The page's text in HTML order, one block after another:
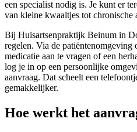
een specialist nodig is. Je kunt er
van kleine kwaaltjes tot chronische
Bij Huisartsenpraktijk Beinum in
regelen. Via de
medicatie aan te vragen of een
log je in op een persoonlijke
aanvraag. Dat scheelt een
gemakkelijker.
Hoe werkt het